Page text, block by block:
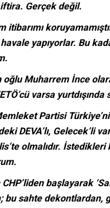
Gerçek değil.
itibarımı
yapıyorlar. Bu
Muharrem İnce
varsa
Partisi
DEVA’lı, Gelecek’li
olmalıdır.
başlayarak
bu sahte